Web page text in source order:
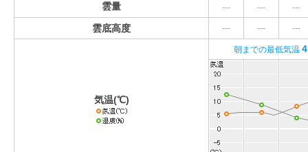
雲量 --- --- ---
雲底高度 --- --- ---
気温(℃)
朝までの最低気温